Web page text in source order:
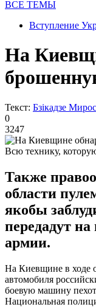
ВСЕ ТЕМЫ
Вступление
На
Текст: Бзікадзе
0
3247
Всю технику,
Также
области
якобы
передадут
армии.
На Киевщине в ходе
автомобиля
боевую машину
Национальная